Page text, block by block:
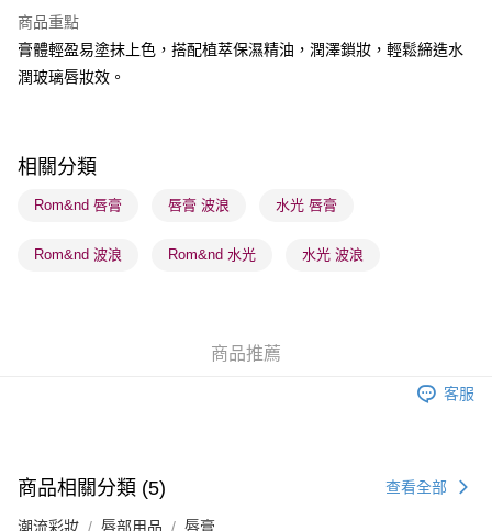
BoC Pay
送貨方式
每筆HK$65.00，滿HK$300.00或以上免運費
確認發貨後1-3 工作天送達，訂單將隨機分配至SF順豐速運或京東
(香港門市) 只顯示可選門市。確認發貨後2-5個工作天到店，3天內
取。逾期會取消訂單，並不會安排重寄
商品重點
膏體輕盈易塗抹上色，搭配植萃保濕精油，潤澤鎖妝，輕鬆締造水
潤玻璃唇妝效。
相關分類
Rom&nd 唇膏 唇膏 波浪 水光 唇膏
Rom&nd 波浪 Rom&nd 水光 水光 波浪
商品推薦
客服
商品相關分類 (5) 查看全部
潮流彩妝 唇部用品 唇膏